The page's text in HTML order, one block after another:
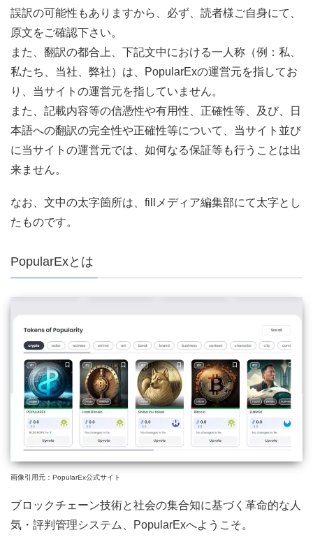
誤訳の可能性もありますから、必ず、読者様ご自身にて、
原文をご確認下さい。
また、翻訳の都合上、下記文中における一人称（例：私、
私たち、当社、弊社）は、PopularExの運営元を指してお
り、当サイトの運営元を指していません。
また、記載内容等の信憑性や有用性、正確性等、及び、日
本語への翻訳の完全性や正確性等について、当サイト並び
に当サイトの運営元では、如何なる保証等も行うことは出
来ません。
なお、文中の太字箇所は、fillメディア編集部にて太字とし
たものです。
PopularExとは
画像引用元：PopularEx公式サイト
ブロックチェーン技術と社会の集合知に基づく革命的な人
気・評判管理システム、PopularExへようこそ。